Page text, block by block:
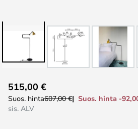
to
the
515,00 €
Suos. hinta607,00 €
Suos. hinta -
sis. ALV